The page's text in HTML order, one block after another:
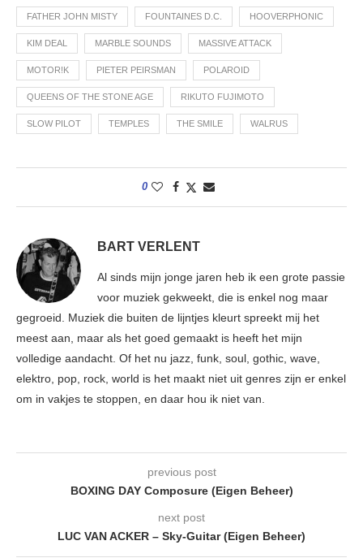
FATHER JOHN MISTY FOUNTAINES D.C. HOOVERPHONIC
KIM DEAL MARBLE SOUNDS MASSIVE ATTACK
MOTOR!K PIETER PEIRSMAN POLAROID
QUEENS OF THE STONE AGE RIKUTO FUJIMOTO
SLOW PILOT TEMPLES THE SMILE WALRUS
0
BART VERLENT
Al sinds mijn jonge jaren heb ik een grote passie
voor muziek gekweekt, die is enkel nog maar
gegroeid. Muziek die buiten de lijntjes kleurt spreekt mij het
meest aan, maar als het goed gemaakt is heeft het mijn
volledige aandacht. Of het nu jazz, funk, soul, gothic, wave,
elektro, pop, rock, world is het maakt niet uit genres zijn er enkel
om in vakjes te stoppen, en daar hou ik niet van.
previous post
BOXING DAY Composure (Eigen Beheer)
next post
LUC VAN ACKER – Sky-Guitar (Eigen Beheer)